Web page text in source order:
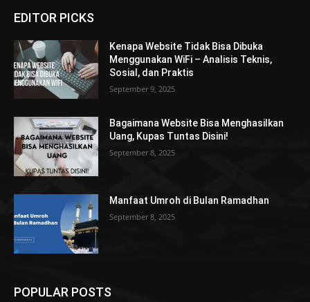
EDITOR PICKS
Kenapa Website Tidak Bisa Dibuka
Menggunakan WiFi – Analisis Teknis,
Sosial, dan Praktis
September 9, 2025
Bagaimana Website Bisa Menghasilkan
Uang, Kupas Tuntas Disini!
September 8, 2025
Manfaat Umroh di Bulan Ramadhan
September 8, 2025
POPULAR POSTS